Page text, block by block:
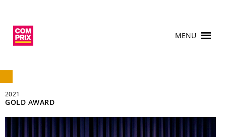
MENU
2021
GOLD AWARD